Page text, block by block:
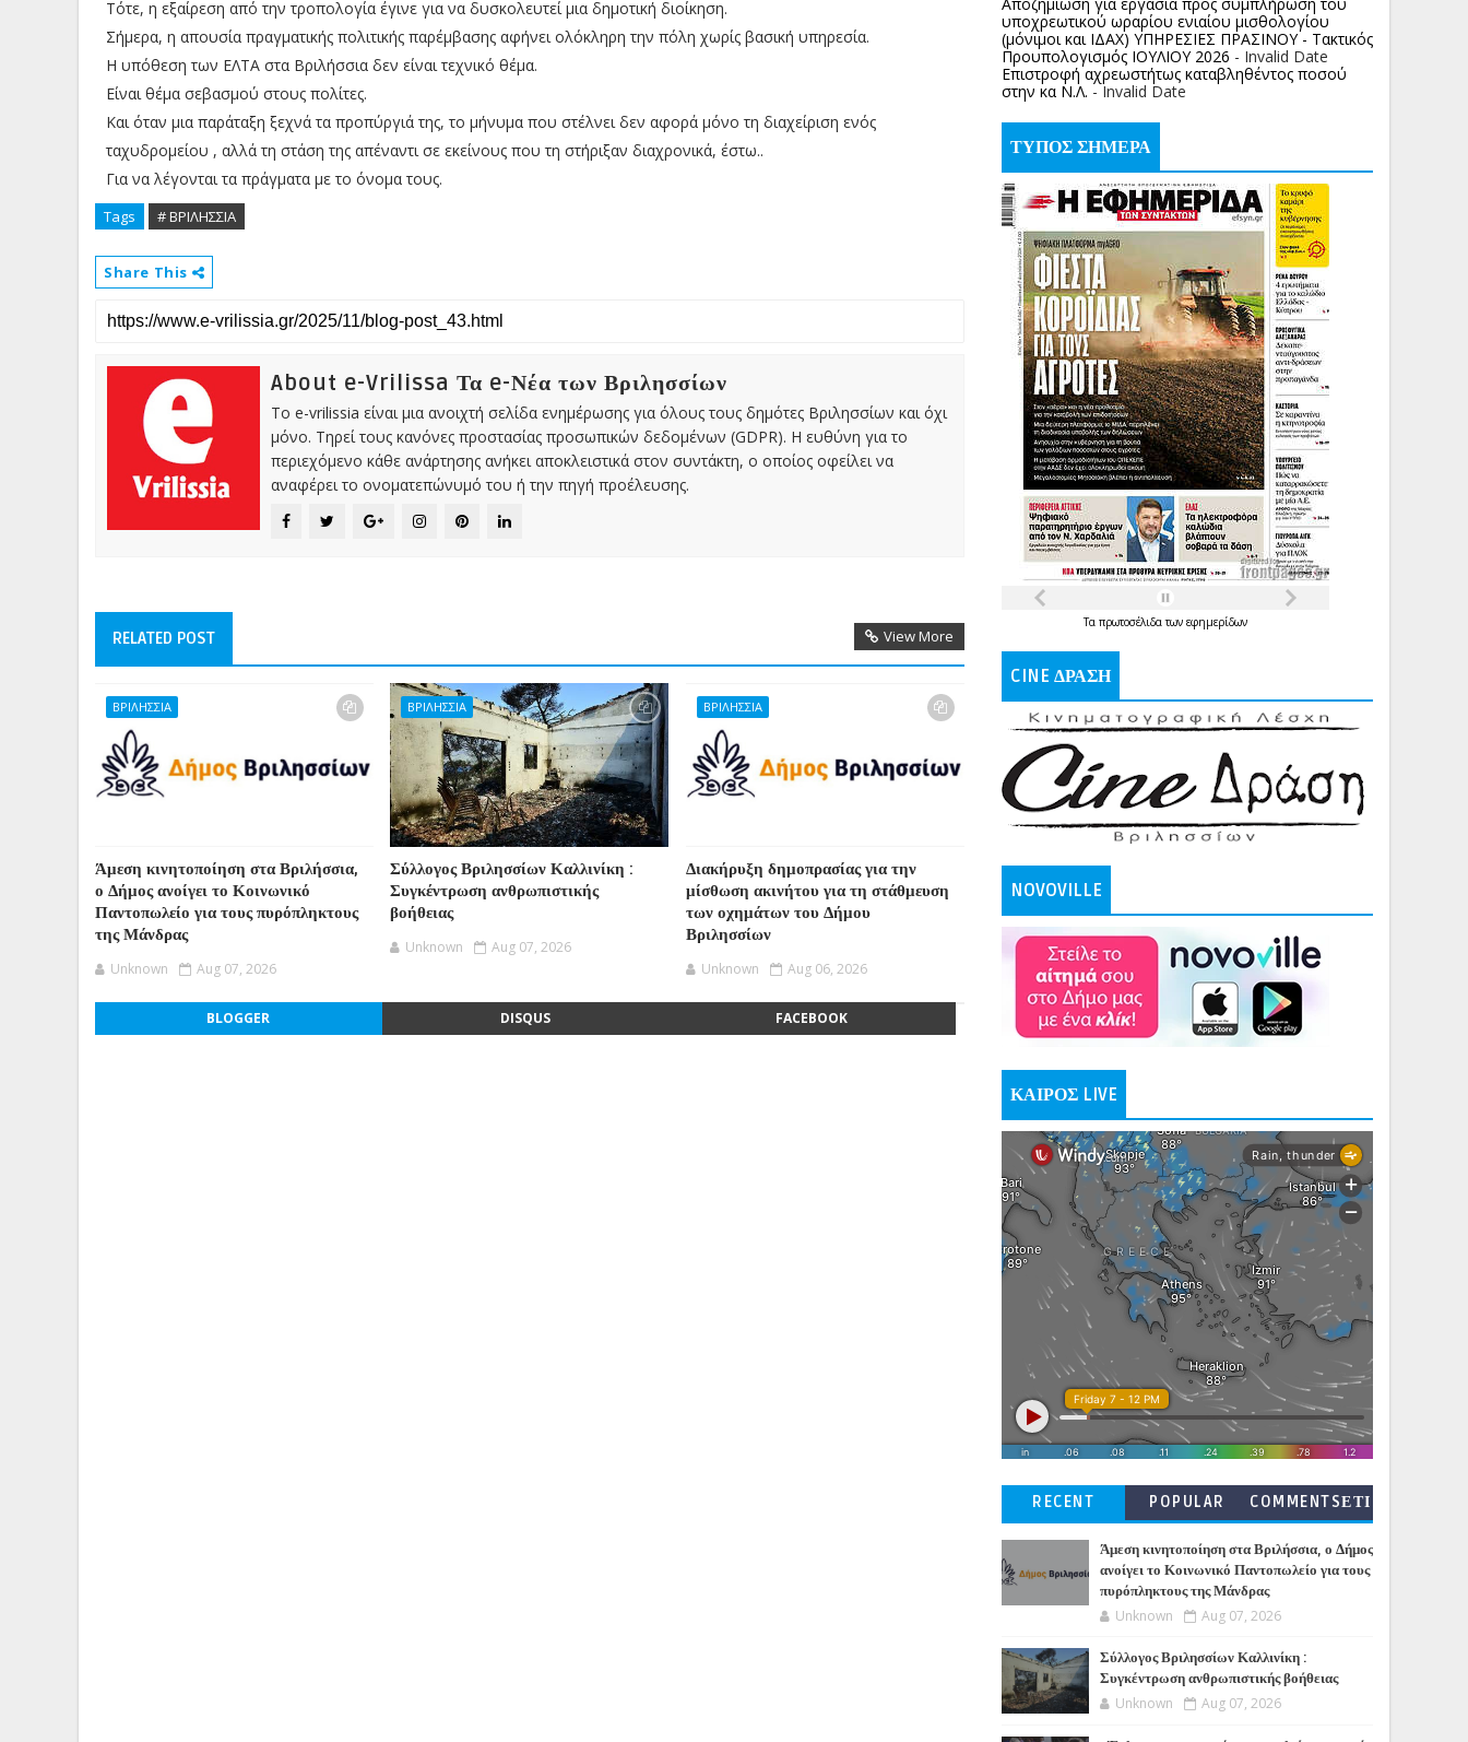
Τότε, η εξαίρεση από την τροπολογία έγινε για να δυσκολευτεί μια δημοτική διοίκηση.
Σήμερα, η απουσία πραγματικής πολιτικής παρέμβασης αφήνει ολόκληρη την πόλη χωρίς βασική υπηρεσία.
Η υπόθεση των ΕΛΤΑ στα Βριλήσσια δεν είναι τεχνικό θέμα.
Είναι θέμα σεβασμού στους πολίτες.
Και όταν μια παράταξη ξεχνά τα προπύργιά της, το μήνυμα που στέλνει δεν αφορά μόνο τη διαχείριση ενός
ταχυδρομείου , αλλά τη στάση της απέναντι σε εκείνους που τη στήριξαν διαχρονικά, έστω..
Για να λέγονται τα πράγματα με το όνομα τους.
Tags # ΒΡΙΛΗΣΣΙΑ
Share This
About e-Vrilissa Τα e-Νέα των Βριλησσίων
Το e-vrilissia είναι μια ανοιχτή σελίδα ενημέρωσης για όλους τους δημότες Βριλησσίων και όχι
μόνο. Τηρεί τους κανόνες προστασίας προσωπικών δεδομένων (GDPR). Η ευθύνη για το
περιεχόμενο κάθε ανάρτησης ανήκει αποκλειστικά στον συντάκτη, ο οποίος οφείλει να
αναφέρει το ονοματεπώνυμό του ή την πηγή προέλευσης.
RELATED POST View More
ΒΡΙΛΗΣΣΙΑ
Άμεση κινητοποίηση στα Βριλήσσια,
ο Δήμος ανοίγει το Κοινωνικό
Παντοπωλείο για τους πυρόπληκτους
της Μάνδρας
Unknown Aug 07, 2026
ΒΡΙΛΗΣΣΙΑ
Σύλλογος Βριλησσίων Καλλινίκη :
Συγκέντρωση ανθρωπιστικής
βοήθειας
Unknown Aug 07, 2026
ΒΡΙΛΗΣΣΙΑ
Διακήρυξη δημοπρασίας για την
μίσθωση ακινήτου για τη στάθμευση
των οχημάτων του Δήμου
Βριλησσίων
Unknown Aug 06, 2026
BLOGGER DISQUS FACEBOOK
υποχρεωτικού ωραρίου ενιαίου μισθολογίου
(μόνιμοι και ΙΔΑΧ) ΥΠΗΡΕΣΙΕΣ ΠΡΑΣΙΝΟΥ - Τακτικός
Προυπολογισμός ΙΟΥΛΙΟΥ 2026 - Invalid Date
Επιστροφή αχρεωστήτως καταβληθέντος ποσoύ
στην κα Ν.Λ. - Invalid Date
ΤΥΠΟΣ ΣΗΜΕΡΑ
Τα πρωτοσέλιδατων εφημερίδων
CINE ΔΡΑΣΗ
NOVOVILLE
ΚΑΙΡΟΣ LIVE
RECENT POPULAR
COMMENTSΕΤΙ
Άμεση κινητοποίηση στα Βριλήσσια, ο Δήμος
ανοίγει το Κοινωνικό Παντοπωλείο για τους
πυρόπληκτους της Μάνδρας
Unknown Aug 07, 2026
Σύλλογος Βριλησσίων Καλλινίκη :
Συγκέντρωση ανθρωπιστικής βοήθειας
Unknown Aug 07, 2026